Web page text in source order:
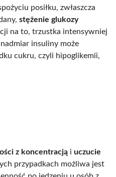
posiłku, zwłaszcza
stężenie glukozy
na to, trzustka intensywniej
insuliny może
cukru, czyli hipoglikemii,
z koncentracją i uczucie
przypadkach możliwa jest